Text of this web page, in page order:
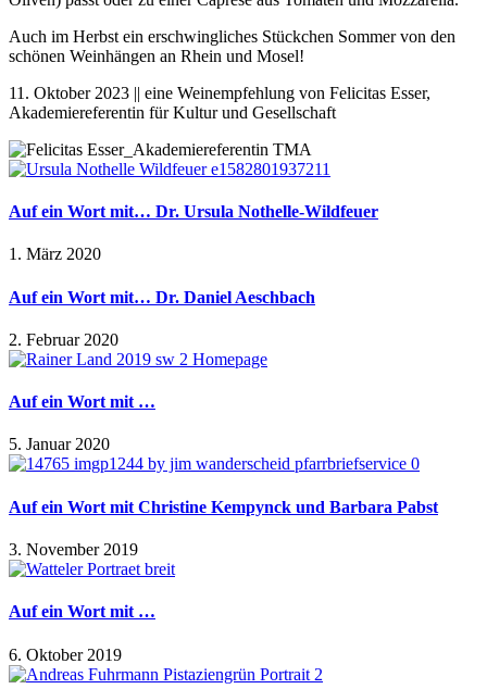
Auch im Herbst ein erschwingliches Stückchen Sommer von den
schönen Weinhängen an Rhein und Mosel!
11. Oktober 2023 || eine Weinempfehlung von Felicitas Esser,
Akademiereferentin für Kultur und Gesellschaft
Auf ein Wort mit… Dr. Ursula Nothelle-Wildfeuer
1. März 2020
Auf ein Wort mit… Dr. Daniel Aeschbach
2. Februar 2020
Auf ein Wort mit …
5. Januar 2020
Auf ein Wort mit Christine Kempynck und Barbara Pabst
3. November 2019
Auf ein Wort mit …
6. Oktober 2019